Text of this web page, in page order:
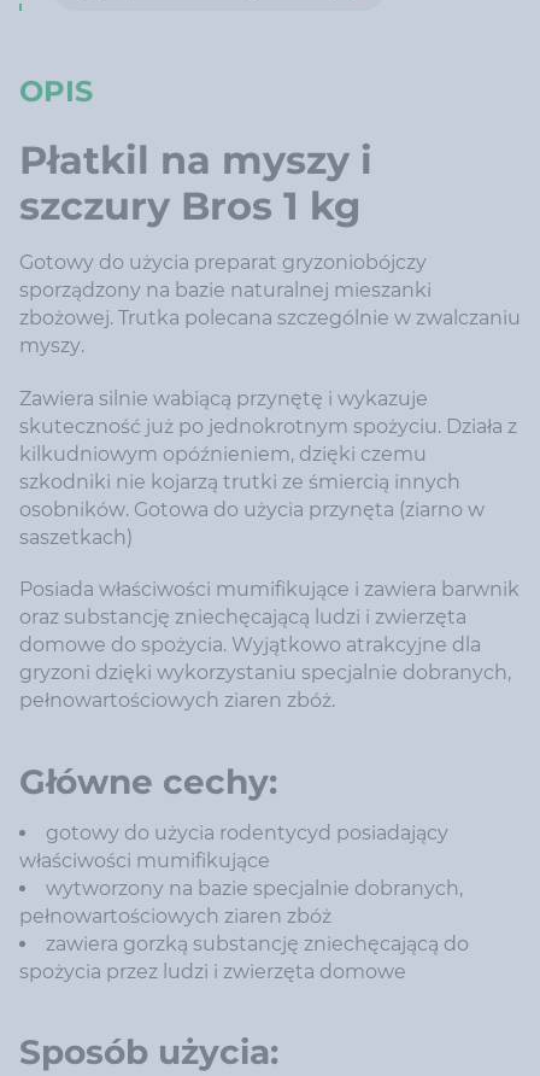
OPIS
Płatkil na myszy i
szczury Bros 1 kg
Gotowy do użycia preparat gryzoniobójczy
sporządzony na bazie naturalnej mieszanki
zbożowej. Trutka polecana szczególnie w zwalczaniu
myszy.
Zawiera silnie wabiącą przynętę i wykazuje
skuteczność już po jednokrotnym spożyciu. Działa z
kilkudniowym opóźnieniem, dzięki czemu
szkodniki nie kojarzą trutki ze śmiercią innych
osobników. Gotowa do użycia przynęta (ziarno w
saszetkach)
Posiada właściwości mumifikujące i zawiera barwnik
oraz substancję zniechęcającą ludzi i zwierzęta
domowe do spożycia. Wyjątkowo atrakcyjne dla
gryzoni dzięki wykorzystaniu specjalnie dobranych,
pełnowartościowych ziaren zbóż.
Główne cechy:
gotowy do użycia rodentycyd posiadający
właściwości mumifikujące
wytworzony na bazie specjalnie dobranych,
pełnowartościowych ziaren zbóż
zawiera gorzką substancję zniechęcającą do
spożycia przez ludzi i zwierzęta domowe
Sposób użycia: